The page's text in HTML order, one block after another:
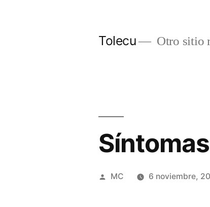
Tolecu Otro sitio
Publicado
MC 6 noviembre,